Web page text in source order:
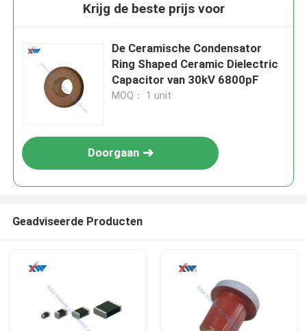
Krijg de beste prijs voor
De Ceramische Condensator
Ring Shaped Ceramic Dielectric
Capacitor van 30kV 6800pF
MOQ： 1 unit
Doorgaan
Geadviseerde Producten